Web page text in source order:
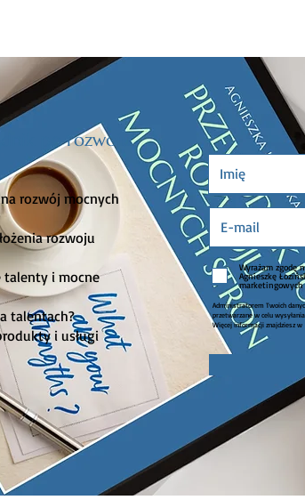
po rozwoju
rozwój mocnych
rozwoju
talenty i mocne
talentach?
i usługi
Wyrażam zgodę
Agnieszkę
Administratorem Twoich
przetwarzane w celu
Więcej informacji znajdziesz w